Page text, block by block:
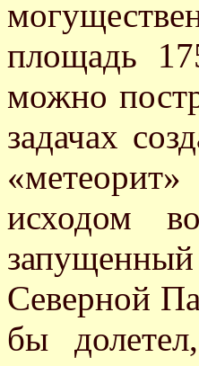
площадь
можно
задачах
исходом
Северной
бы